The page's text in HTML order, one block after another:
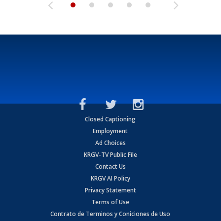
Closed Captioning
Employment
Ad Choices
KRGV-TV Public File
Contact Us
KRGV AI Policy
Privacy Statement
Terms of Use
Contrato de Terminos y Coniciones de Uso